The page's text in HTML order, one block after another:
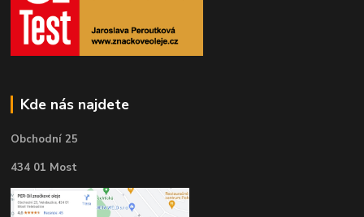
Kde nás najdete
Obchodní 25
434 01 Most